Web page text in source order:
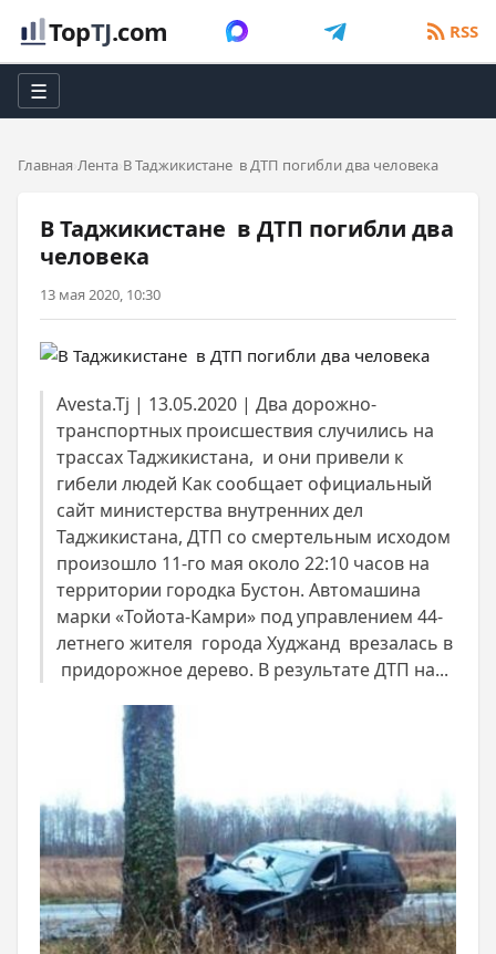
TopTJ.com RSS
☰
Главная Лента В Таджикистане в ДТП погибли два человека
В Таджикистане в ДТП погибли два
человека
13 мая 2020, 10:30
Avesta.Tj | 13.05.2020 | Два дорожно-
транспортных происшествия случились на
трассах Таджикистана, и они привели к
гибели людей Как сообщает официальный
сайт министерства внутренних дел
Таджикистана, ДТП со смертельным исходом
произошло 11-го мая около 22:10 часов на
территории городка Бустон. Автомашина
марки «Тойота-Камри» под управлением 44-
летнего жителя города Худжанд врезалась в
придорожное дерево. В результате ДТП на...